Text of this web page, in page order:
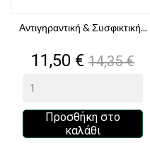
Αντιγηραντική & Συσφικτική...
Τιμή
11,50 € Κανονική
τιμή
14,35 €
Προσθήκη στο
καλάθι